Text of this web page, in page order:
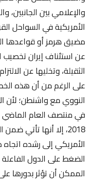
والإعلامي بين الجانبين،
الأمريكية في السواحل
مضيق هرمز أو قواعدها
عن استئناف إيران تخصيب
الثقيلة، وتخليها عن
على الرغم من أن هذه
النووي مع واشنطن؛ لأن
في منتصف العام الماضي
2018، إلا أنها تأتي
الأمريكي إلى رشده
الضغط على الدول الفاعلة
الممكن أن تؤثر بدورها